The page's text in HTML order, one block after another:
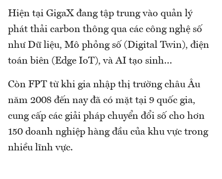
Hiện tại GigaX đang tập trung vào quản lý
phát thải carbon thông qua các công nghệ số
như Dữ liệu, Mô phỏng số (Digital Twin), điện
toán biên (Edge IoT), và AI tạo sinh…
Còn FPT từ khi gia nhập thị trường châu Âu
năm 2008 đến nay đã có mặt tại 9 quốc gia,
cung cấp các giải pháp chuyển đổi số cho hơn
150 doanh nghiệp hàng đầu của khu vực trong
nhiều lĩnh vực.